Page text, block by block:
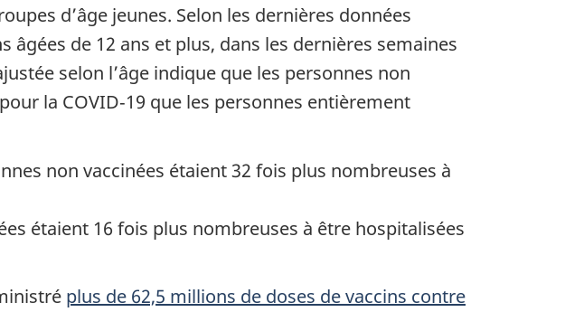
d’âge jeunes. Selon les dernières données
de 12 ans et plus, dans les dernières semaines
selon l’âge indique que les personnes non
la COVID‑19 que les personnes entièrement
non vaccinées étaient 32 fois plus nombreuses à
étaient 16 fois plus nombreuses à être hospitalisées
plus de 62,5 millions de doses de vaccins contre